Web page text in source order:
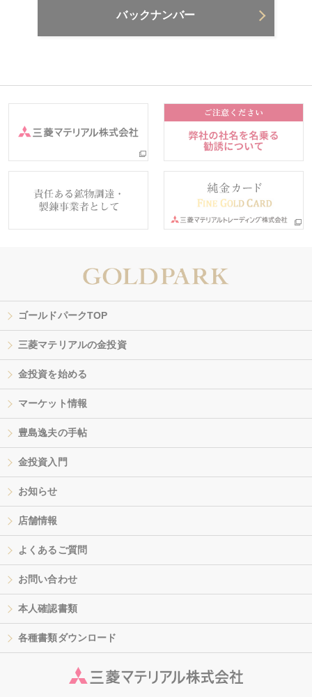
バックナンバー
ゴールドパークTOP
三菱マテリアルの金投資
金投資を始める
マーケット情報
豊島逸夫の手帖
金投資入門
お知らせ
店舗情報
よくあるご質問
お問い合わせ
本人確認書類
各種書類ダウンロード